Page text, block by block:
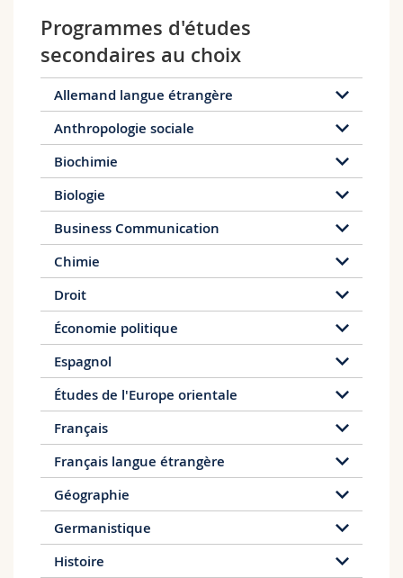
Programmes d'études
secondaires au choix
Allemand langue étrangère
Anthropologie sociale
Biochimie
Biologie
Business Communication
Chimie
Droit
Économie politique
Espagnol
Études de l'Europe orientale
Français
Français langue étrangère
Géographie
Germanistique
Histoire